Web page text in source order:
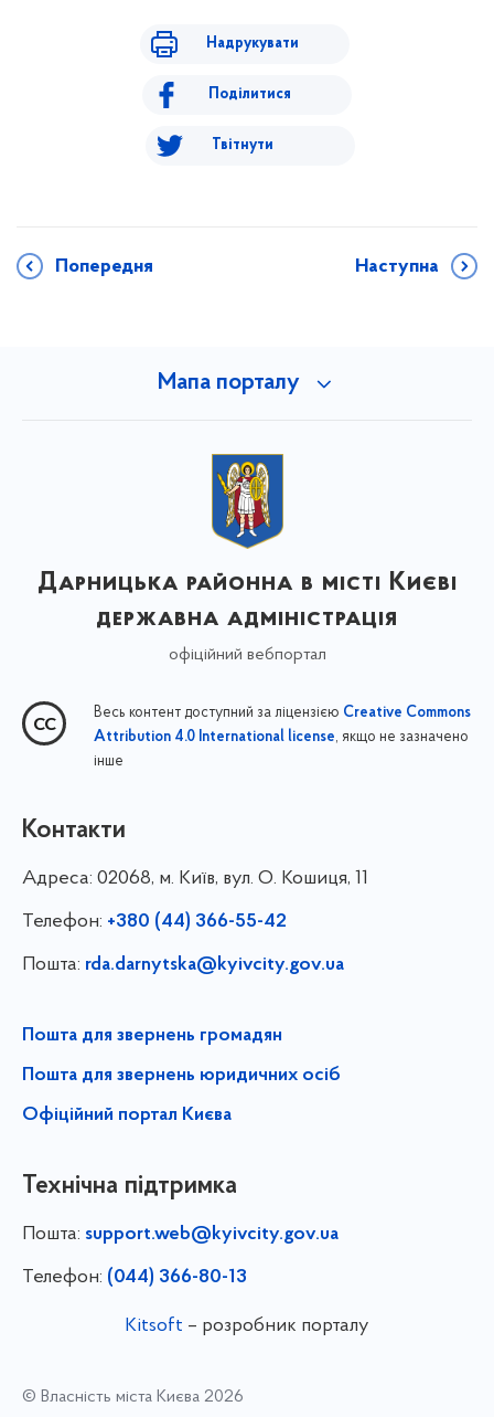
Надрукувати
Поділитися
Твітнути
Попередня Наступна
Мапа порталу
Дарницька районна в місті Києві
державна адміністрація
офіційний вебпортал
Весь контент доступний за ліцензією Creative Commons
Attribution 4.0 International license, якщо не зазначено
інше
Контакти
Адреса: 02068, м. Київ, вул. О. Кошиця, 11
Телефон: +380 (44) 366-55-42
Пошта: rda.darnytska@kyivcity.gov.ua
Пошта для звернень громадян
Пошта для звернень юридичних осіб
Офіційний портал Києва
Технічна підтримка
Пошта: support.web@kyivcity.gov.ua
Телефон: (044) 366-80-13
Kitsoft – розробник порталу
© Власність міста Києва 2026